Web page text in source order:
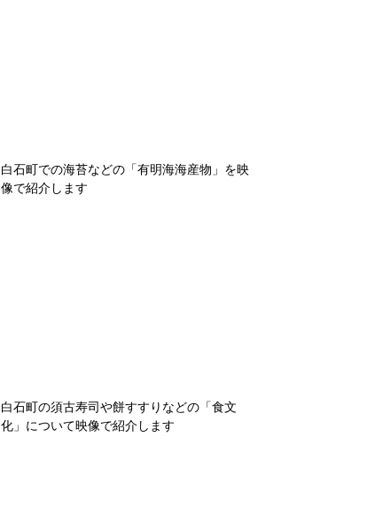
白石町での海苔などの「有明海海産物」を映
像で紹介します
白石町の須古寿司や餅すすりなどの「食文
化」について映像で紹介します